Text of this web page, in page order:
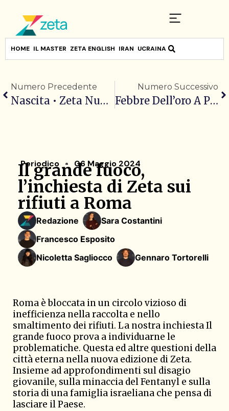
HOME IL MASTER ZETA ENGLISH IRAN UCRAINA
Numero Precedente
Nascita • Zeta Numero 18 | Marzo 2024
Numero Successivo
Febbre Dell’oro A Parigi, Il Nuovo Numero Di Zeta Dedicato Ai Giochi
Periodico 06 Maggio 2024
Il grande fuoco,
l’inchiesta di Zeta sui
rifiuti a Roma
Redazione
Sara Costantini
Francesco Esposito
Nicoletta Sagliocco
Gennaro Tortorelli
Roma è bloccata in un circolo vizioso di
inefficienza nella raccolta e nello
smaltimento dei rifiuti. La nostra inchiesta Il
grande fuoco prova a individuarne le
problematiche. Questa ed altre questioni della
città eterna nella nuova edizione di Zeta.
Insieme ad approfondimenti sul disagio
giovanile, sulla minaccia del Fentanyl e sulla
storia di una famiglia israeliana che pensa di
lasciare il Paese.